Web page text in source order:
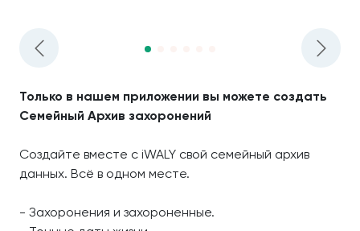
Только в нашем приложении вы можете создать
Семейный Архив захоронений
Создайте вместе с iWALY свой семейный архив
данных. Всё в одном месте.
- Захоронения и захороненные.